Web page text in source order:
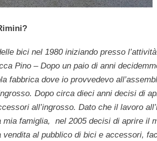
bici nel 1980 iniziando presso
Pino – Dopo un paio di anni
fabbrica dove io provvedevo
Dopo circa dieci anni decisi di
all’ingrosso. Dato che il lavoro
mia famiglia, nel 2005 decisi di aprire il
vendita al pubblico di bici e accessori,